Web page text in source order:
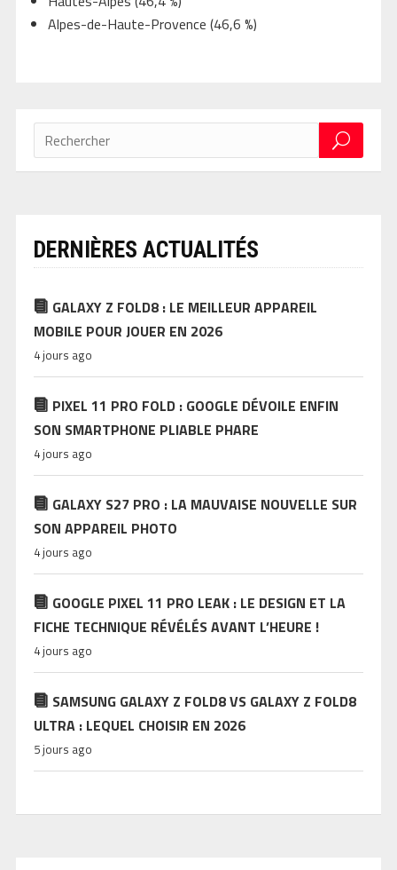
Alpes-de-Haute-Provence (46,6 %)
DERNIÈRES ACTUALITÉS
GALAXY Z FOLD8 : LE MEILLEUR APPAREIL
MOBILE POUR JOUER EN 2026
4 jours ago
PIXEL 11 PRO FOLD : GOOGLE DÉVOILE ENFIN
SON SMARTPHONE PLIABLE PHARE
4 jours ago
GALAXY S27 PRO : LA MAUVAISE NOUVELLE SUR
SON APPAREIL PHOTO
4 jours ago
GOOGLE PIXEL 11 PRO LEAK : LE DESIGN ET LA
FICHE TECHNIQUE RÉVÉLÉS AVANT L’HEURE !
4 jours ago
SAMSUNG GALAXY Z FOLD8 VS GALAXY Z FOLD8
ULTRA : LEQUEL CHOISIR EN 2026
5 jours ago